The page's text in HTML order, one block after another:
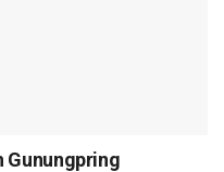
Gunungpring